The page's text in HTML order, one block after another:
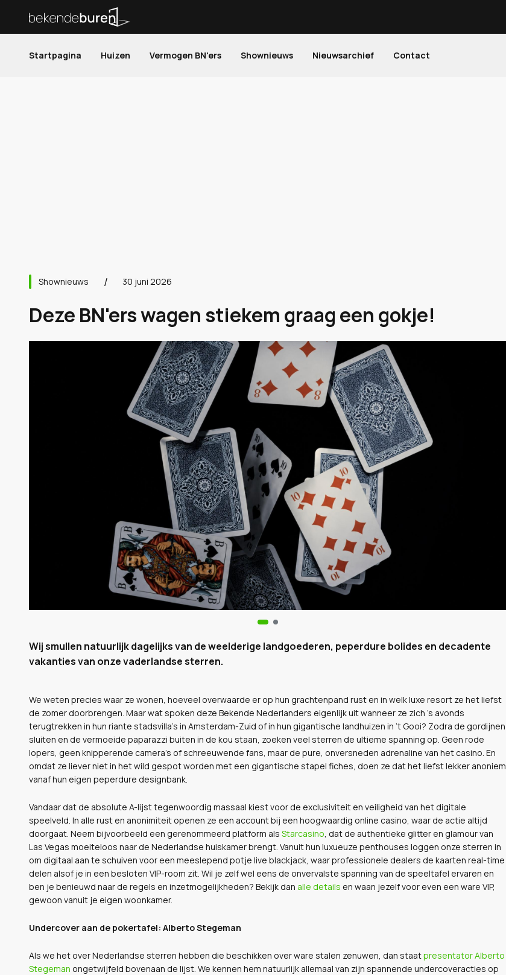
Startpagina Huizen Vermogen BN'ers Shownieuws Nieuwsarchief Contact
Shownieuws 30 juni 2026
Deze BN'ers wagen stiekem graag een gokje!
Wij smullen natuurlijk dagelijks van de weelderige landgoederen, peperdure bolides en decadente
vakanties van onze vaderlandse sterren.
We weten precies waar ze wonen, hoeveel overwaarde er op hun grachtenpand rust en in welk luxe resort ze het liefst
de zomer doorbrengen. Maar wat spoken deze Bekende Nederlanders eigenlijk uit wanneer ze zich ’s avonds
terugtrekken in hun riante stadsvilla’s in Amsterdam-Zuid of in hun gigantische landhuizen in ’t Gooi? Zodra de gordijnen
sluiten en de vermoeide paparazzi buiten in de kou staan, zoeken veel sterren de ultieme spanning op. Geen rode
lopers, geen knipperende camera's of schreeuwende fans, maar de pure, onversneden adrenaline van het casino. En
omdat ze liever niet in het wild gespot worden met een gigantische stapel fiches, doen ze dat het liefst lekker anoniem
vanaf hun eigen peperdure designbank.
Vandaar dat de absolute A-lijst tegenwoordig massaal kiest voor de exclusiviteit en veiligheid van het digitale
speelveld. In alle rust en anonimiteit openen ze een account bij een hoogwaardig online casino, waar de actie altijd
doorgaat. Neem bijvoorbeeld een gerenommeerd platform als Starcasino , dat de authentieke glitter en glamour van
Las Vegas moeiteloos naar de Nederlandse huiskamer brengt. Vanuit hun luxueuze penthouses loggen onze sterren in
om digitaal aan te schuiven voor een meeslepend potje live blackjack, waar professionele dealers de kaarten real-time
delen alsof je in een besloten VIP-room zit. Wil je zelf wel eens de onvervalste spanning van de speeltafel ervaren en
ben je benieuwd naar de regels en inzetmogelijkheden? Bekijk dan alle details en waan jezelf voor even een ware VIP,
gewoon vanuit je eigen woonkamer.
Undercover aan de pokertafel: Alberto Stegeman
Als we het over Nederlandse sterren hebben die beschikken over ware stalen zenuwen, dan staatpresentator Alberto
Stegeman ongetwijfeld bovenaan de lijst. We kennen hem natuurlijk allemaal van zijn spannende undercoveracties op